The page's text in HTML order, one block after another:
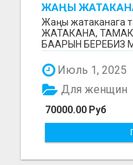
ЖАҢЫ
ТАЗАЛООЧУ
Жаңы жатаканага
ЖАТАКАНА,
БААРЫН БЕРЕБИЗ
Июль 1, 2025
70000.00 Руб
Для женщин